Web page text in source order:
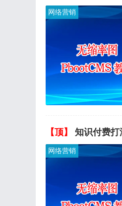
网络营销
【顶】 知识付费
网络营销